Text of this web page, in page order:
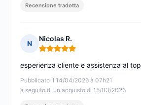
Recensione tradotta
N
Nicolas R.
Nota: 5 su 5
Pubblicato il 14/04/2026 à 07h21
a seguito di un acquisto di 15/03/2026
esperienza cliente e assistenza al top